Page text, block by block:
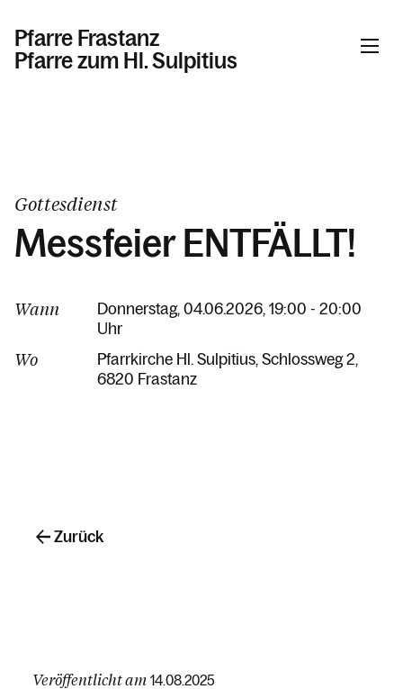
Pfarre Frastanz
Pfarre zum Hl. Sulpitius
Kalender
Kontakt
Gottesdienst
Messfeier ENTFÄLLT!
Wann
Donnerstag, 04.06.2026, 19:00 - 20:00
Uhr
Wo Pfarrkirche Hl. Sulpitius Schlossweg 2
6820 Frastanz
Veröffentlicht am 14.08.2025
Zurück